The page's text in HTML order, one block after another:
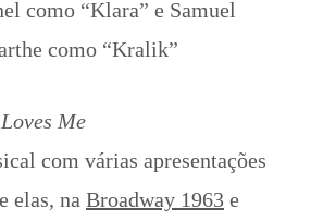
como “Klara” e Samuel
como “Kralik”
Me
com várias apresentações
elas, na Broadway 1963 e